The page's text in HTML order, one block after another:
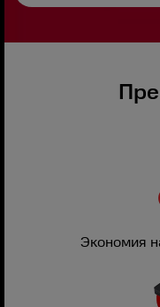
Экономия